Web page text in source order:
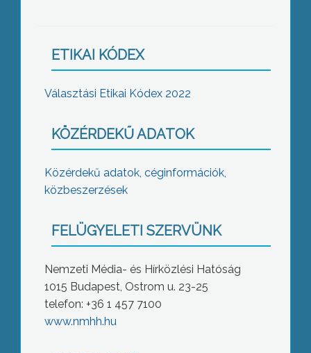
ETIKAI KÓDEX
Választási Etikai Kódex 2022
KÖZÉRDEKŰ ADATOK
Közérdekű adatok, céginformációk,
közbeszerzések
FELÜGYELETI SZERVÜNK
Nemzeti Média- és Hírközlési Hatóság
1015 Budapest, Ostrom u. 23-25
telefon: +36 1 457 7100
www.nmhh.hu